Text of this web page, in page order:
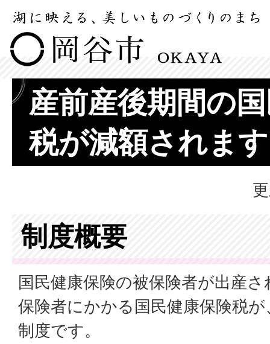
産前産後期間の
税が減額されま
制度概要
国民健康保険の被保険者が出産
保険者にかかる国民健康保険税
制度です。